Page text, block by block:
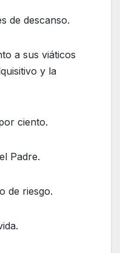
de descanso.
a sus viáticos
y la
ciento.
Padre.
de riesgo.